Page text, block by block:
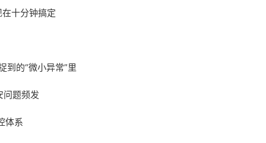
十分钟搞定
到的“微小异常”里
问题频发
体系